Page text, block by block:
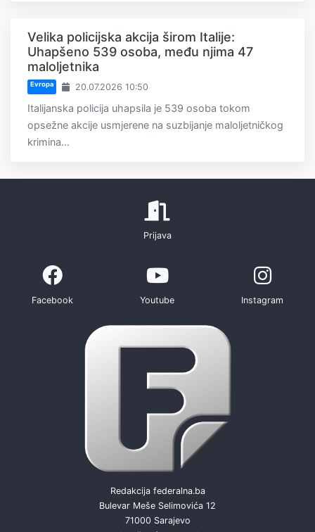
Velika policijska akcija širom Italije:
Uhapšeno 539 osoba, među njima 47
maloljetnika
Evropa 20.07.2026 10:50
Italijanska policija uhapsila je 539 osoba tokom
opsežne akcije usmjerene na suzbijanje maloljetničkog
krimina...
Prijava
Facebook Youtube Instagram
Redakcija federalna.ba
Bulevar Meše Selimovića 12
71000 Sarajevo